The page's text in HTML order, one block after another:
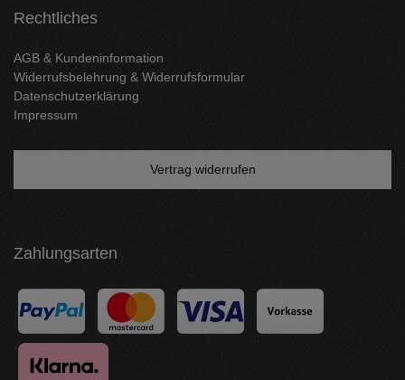
Rechtliches
AGB & Kundeninformation
Widerrufsbelehrung & Widerrufsformular
Datenschutzerklärung
Impressum
Vertrag widerrufen
Zahlungsarten